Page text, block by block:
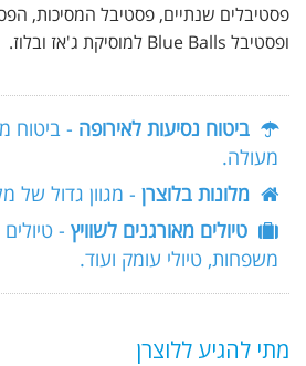
פסטיבלים שנתיים, פסטיבל המסיכות,
ופסטיבל Blue Balls למוסיקת ג'אז ובלוז.
ביטוח נסיעות לאירופה - ביטוח
מעולה.
מלונות בלוצרן - מגוון גדול של
טיולים מאורגנים לשוויץ - טיולים
משפחות, טיולי עומק ועוד.
מתי להגיע ללוצרן